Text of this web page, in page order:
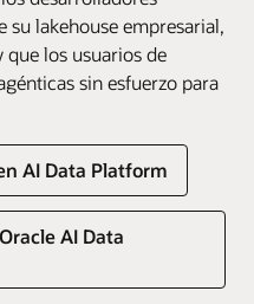
lakehouse empresarial,
que los usuarios de
sin esfuerzo para
AI Data Platform
AI Data